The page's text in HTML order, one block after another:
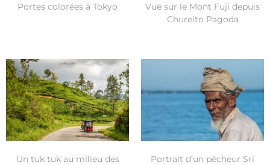
Portes colorées à Tokyo
Vue sur le Mont Fuji depuis
Chureito Pagoda
Un tuk tuk au milieu des
Portrait d’un pêcheur Sri